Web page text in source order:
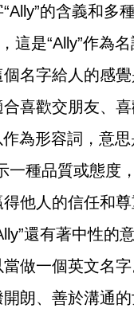
的含義和多
這是“Ally”作為
名字給人的感覺
喜歡交朋友、喜
為形容詞，意思
一種品質或態度
他人的信任和尊
還有著中性的
做一個英文名
朗、善於溝通